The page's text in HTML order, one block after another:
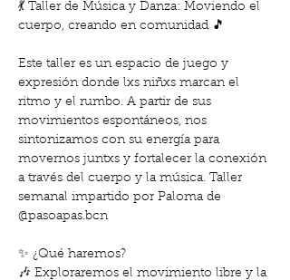
💃 Taller de Música y Danza: Moviendo el
cuerpo, creando en comunidad 🎵
Este taller es un espacio de juego y
expresión donde lxs niñxs marcan el
ritmo y el rumbo. A partir de sus
movimientos espontáneos, nos
sintonizamos con su energía para
movernos juntxs y fortalecer la conexión
a través del cuerpo y la música. Taller
semanal impartido por Paloma de
@pasoapas.bcn
✨ ¿Qué haremos?
🎶 Exploraremos el movimiento libre y la